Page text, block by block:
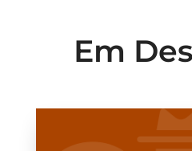
Em